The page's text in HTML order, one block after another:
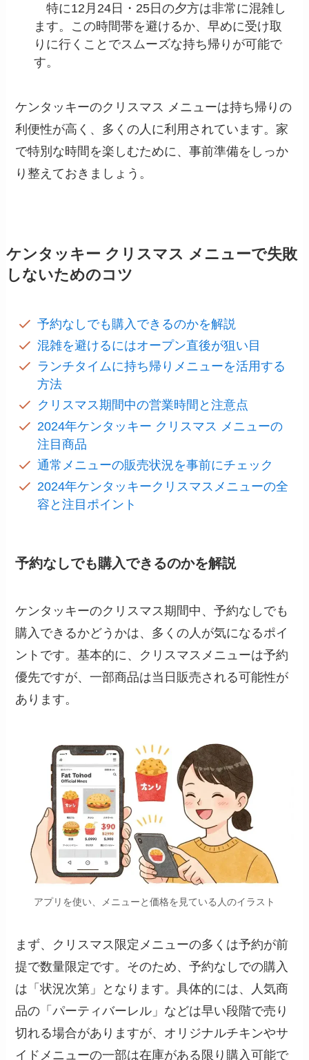
特に12月24日・25日の夕方は非常に混雑し
ます。この時間帯を避けるか、早めに受け取
りに行くことでスムーズな持ち帰りが可能で
す。
ケンタッキーのクリスマス メニューは持ち帰りの
利便性が高く、多くの人に利用されています。家
で特別な時間を楽しむために、事前準備をしっか
り整えておきましょう。
ケンタッキー クリスマス メニューで失敗
しないためのコツ
予約なしでも購入できるのかを解説
混雑を避けるにはオープン直後が狙い目
ランチタイムに持ち帰りメニューを活用する
方法
クリスマス期間中の営業時間と注意点
2024年ケンタッキー クリスマス メニューの
注目商品
通常メニューの販売状況を事前にチェック
2024年ケンタッキークリスマスメニューの全
容と注目ポイント
予約なしでも購入できるのかを解説
ケンタッキーのクリスマス期間中、予約なしでも
購入できるかどうかは、多くの人が気になるポイ
ントです。基本的に、クリスマスメニューは予約
優先ですが、一部商品は当日販売される可能性が
あります。
アプリを使い、メニューと価格を見ている人のイラスト
まず、クリスマス限定メニューの多くは予約が前
提で数量限定です。そのため、予約なしでの購入
は「状況次第」となります。具体的には、人気商
品の「パーティバーレル」などは早い段階で売り
切れる場合がありますが、オリジナルチキンやサ
イドメニューの一部は在庫がある限り購入可能で